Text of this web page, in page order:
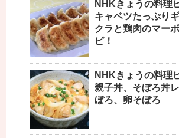
NHKきょうの料理
キャベツたっぷり
クラと鶏肉のマー
ピ！
NHKきょうの料理
親子丼、そぼろ丼
ぼろ、卵そぼろ